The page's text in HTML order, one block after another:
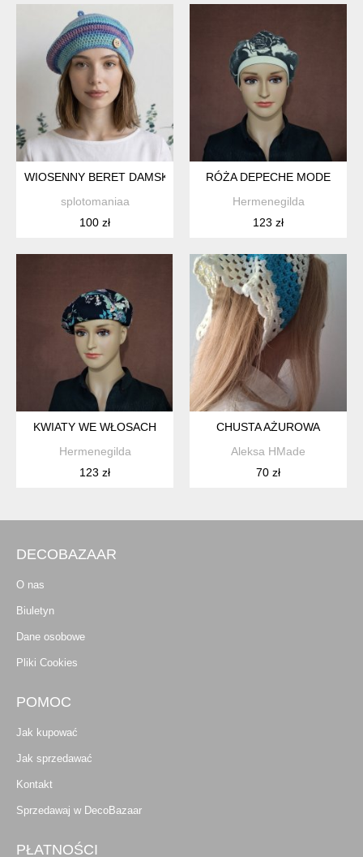
WIOSENNY BERET DAMSKI Z ANTENKĄ RĘCZNIE ROBIONY
splotomaniaa
100 zł
RÓŻA DEPECHE MODE
Hermenegilda
123 zł
KWIATY WE WŁOSACH
Hermenegilda
123 zł
CHUSTA AŻUROWA
Aleksa HMade
70 zł
DECOBAZAAR
O nas
Biuletyn
Dane osobowe
Pliki Cookies
POMOC
Jak kupować
Jak sprzedawać
Kontakt
Sprzedawaj w DecoBazaar
PŁATNOŚCI